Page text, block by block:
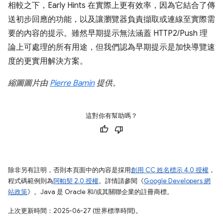
相較之下，Early Hints 在實際上更有效率，因為它結合了傳
送初步回應的功能，以及讓瀏覽器負責擷取或連線至實際需
要的內容的提示。雖然早期提示無法涵蓋 HTTP2/Push 理
論上可處理的所有用途，但我們認為早期提示是加快導覽速
度的更實用解決方案。
縮圖圖片由 Pierre Bamin提供。
這對你有幫助嗎？
除非另有註明，否則本頁面中的內容是採用創用 CC 姓名標示 4.0 授權 ，
程式碼範例則為阿帕契 2.0 授權。詳情請參閱《Google Developers 網
站政策》。Java 是 Oracle 和/或其關聯企業的註冊商標。
上次更新時間：2025-06-27 (世界標準時間)。